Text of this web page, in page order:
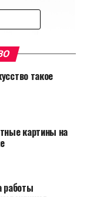
такое
картины на
работы